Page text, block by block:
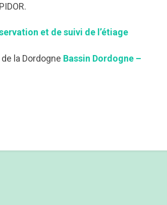
et de suivi de l’étiage
la Dordogne Bassin Dordogne –